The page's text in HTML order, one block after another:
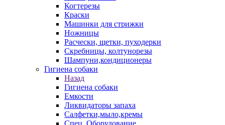
Когтерезы
Краски
Машинки для стрижки
Ножницы
Расчески, щетки, пуходерки
Скребницы, колтунорезы
Шампуни,кондиционеры
Гигиена собаки
Назад
Гигиена собаки
Емкости
Ликвидаторы запаха
Салфетки,мыло,кремы
Спец. Оборудование